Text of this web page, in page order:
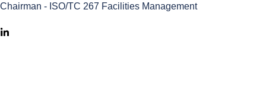
Chairman - ISO/TC 267 Facilities Management